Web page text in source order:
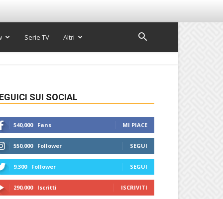
Serie TV Altri
SUI SOCIAL
540,000 Fans MI PIACE
550,000 Follower SEGUI
9,300 Follower SEGUI
290,000 Iscritti ISCRIVITI